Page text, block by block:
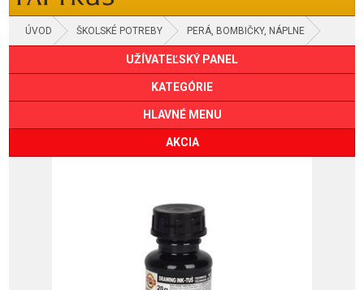
ÚVOD ŠKOLSKÉ POTREBY PERÁ, BOMBIČKY, NÁPLNE
UŽÍVATEĽSKÝ PANEL
KATEGÓRIE
HLAVNÉ MENU
AKCIA